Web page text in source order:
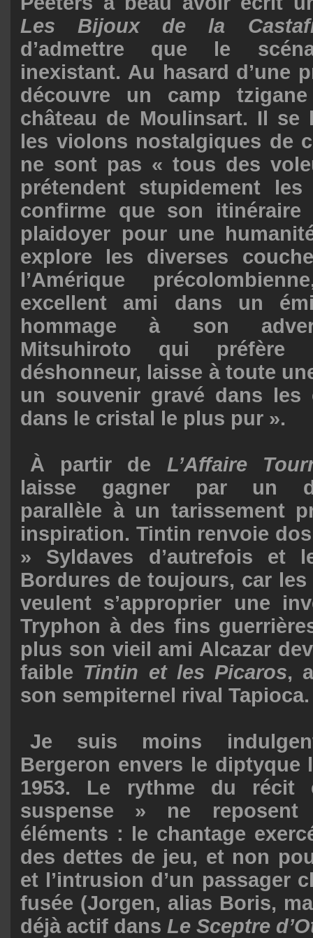
Les Bijoux de la
d’admettre que le
inexistant. Au hasard d’une
découvre un camp
château de Moulinsart. Il se
les violons nostalgiques de
ne sont pas « tous des
prétendent stupidement les
confirme que son
plaidoyer pour une
explore les diverses
l’Amérique
excellent ami dans un
hommage à son
Mitsuhiroto qui
déshonneur, laisse à toute
un souvenir gravé dans
dans le cristal le plus pur ».
À partir de L’Affaire
laisse gagner par un
parallèle à un tarissement
inspiration. Tintin renvoie
» Syldaves d’autrefois et
Bordures de toujours, car
veulent s’approprier une
Tryphon à des fins
plus son vieil ami Alcazar
faible Tintin et les Picaros,
son sempiternel rival Tapioca.
Je suis moins
Bergeron envers le diptyque
1953. Le rythme du récit
suspense » ne
éléments : le chantage
des dettes de jeu, et non
et l’intrusion d’un passager
fusée (Jorgen, alias Boris,
déjà actif dans Le Sceptre